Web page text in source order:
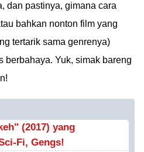
dan pastinya, gimana cara
bahkan nonton film yang
tertarik sama genrenya)
berbahaya. Yuk, simak bareng
(2017) yang
Fi, Gengs!